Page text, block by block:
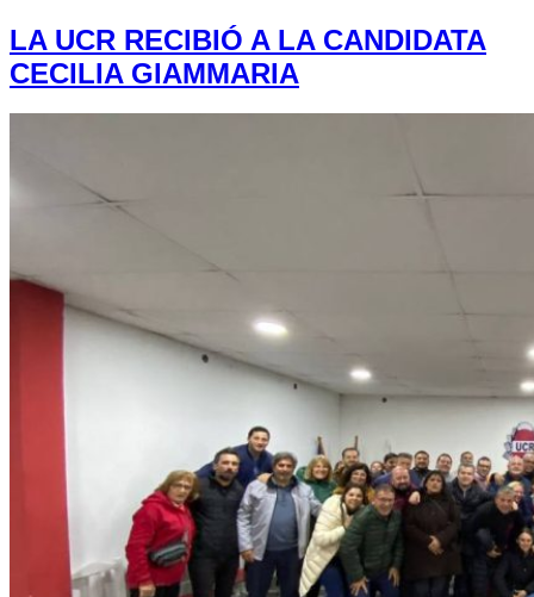
LA UCR RECIBIÓ A LA CANDIDATA
CECILIA GIAMMARIA